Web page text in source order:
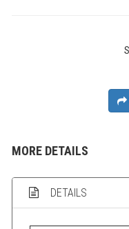
MORE DETAILS
DETAILS